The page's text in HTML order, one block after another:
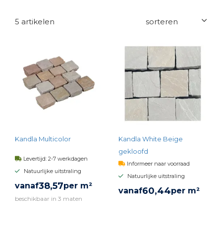
5 artikelen
Kandla Multicolor
Levertijd: 2-7 werkdagen
Natuurlijke uitstraling
vanaf38,57per m²
beschikbaar in 3 maten
Kandla White Beige
gekloofd
Informeer naar voorraad
Natuurlijke uitstraling
vanaf60,44per m²